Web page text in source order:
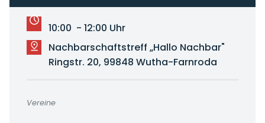
10:00 - 12:00 Uhr
Nachbarschaftstreff „Hallo Nachbar"
Ringstr. 20, 99848 Wutha-Farnroda
Vereine